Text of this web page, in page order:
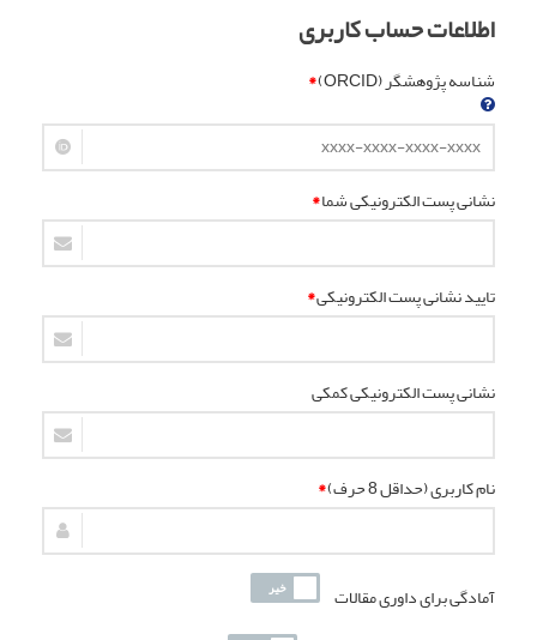
اطلاعات حساب کاربری
شناسه پژوهشگر (ORCID) *
نشانی پست الکترونیکی شما*
تایید نشانی پست الکترونیکی*
نشانی پست الکترونیکی کمکی
نام کاربری (حداقل 8 حرف) *
آمادگی برای داوری مقالات